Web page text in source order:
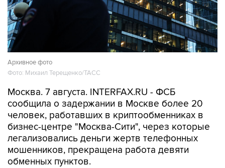
Архивное фото
Фото: Михаил Терещенко/ТАСС
Москва. 7 августа. INTERFAX.RU - ФСБ
сообщила о задержании в Москве более 20
человек, работавших в криптообменниках в
бизнес-центре "Москва-Сити", через которые
легализовались деньги жертв телефонных
мошенников, прекращена работа девяти
обменных пунктов.